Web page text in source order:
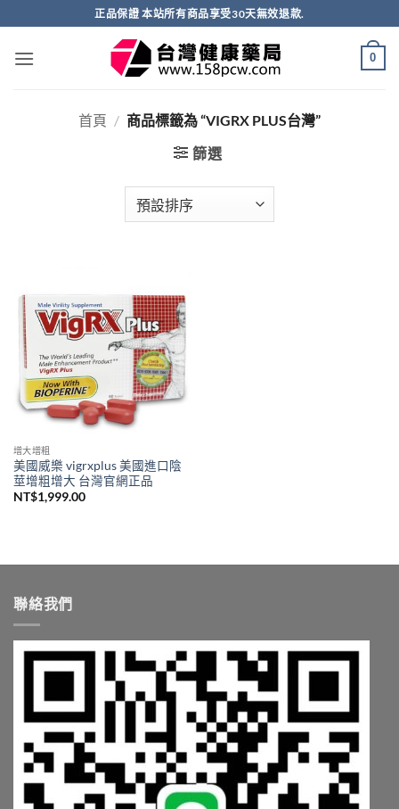
轉
正品保證 本站所有商品享受30天無效退款.
0
首頁 / 商品標籤為 “VIGRX PLUS台灣”
篩選
增大增粗
美國威樂 vigrxplus 美國進口陰
莖增粗增大 台灣官網正品
NT$1,999.00
聯絡我們